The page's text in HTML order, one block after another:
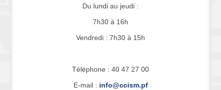
Du lundi au jeudi :
7h30 à 16h
Vendredi : 7h30 à 15h
Téléphone : 40 47 27 00
E-mail : info@ccism.pf